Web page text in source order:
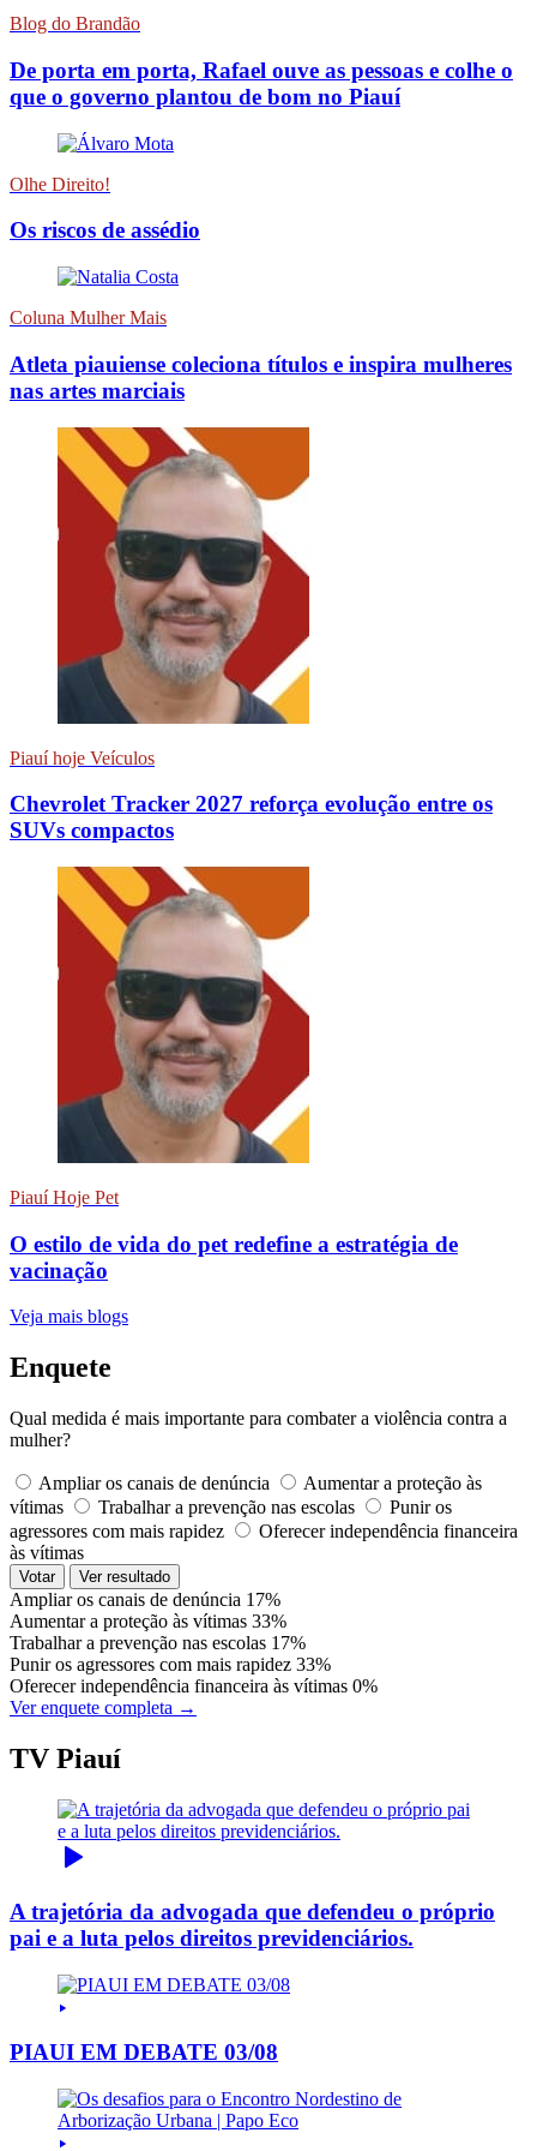
Blog do Brandão
De porta em porta, Rafael ouve as pessoas e colhe o
que o governo plantou de bom no Piauí
Olhe Direito!
Os riscos de assédio
Coluna Mulher Mais
Atleta piauiense coleciona títulos e inspira mulheres
nas artes marciais
Piauí hoje Veículos
Chevrolet Tracker 2027 reforça evolução entre os
SUVs compactos
Piauí Hoje Pet
O estilo de vida do pet redefine a estratégia de
vacinação
Veja mais blogs
Enquete
Qual medida é mais importante para combater a violência contra a
mulher?
Ampliar os canais de denúncia
Aumentar a proteção às
vítimas
Trabalhar a prevenção nas escolas
Punir os
agressores com mais rapidez
Oferecer independência financeira
às vítimas
Votar Ver resultado
Ampliar os canais de denúncia 17%
Aumentar a proteção às vítimas 33%
Trabalhar a prevenção nas escolas 17%
Punir os agressores com mais rapidez 33%
Oferecer independência financeira às vítimas 0%
Ver enquete completa →
TV Piauí
A trajetória da advogada que defendeu o próprio
pai e a luta pelos direitos previdenciários.
PIAUI EM DEBATE 03/08